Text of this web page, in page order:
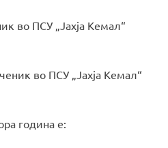
во ПСУ „Јахја Кемал“
во ПСУ „Јахја Кемал“
година е: